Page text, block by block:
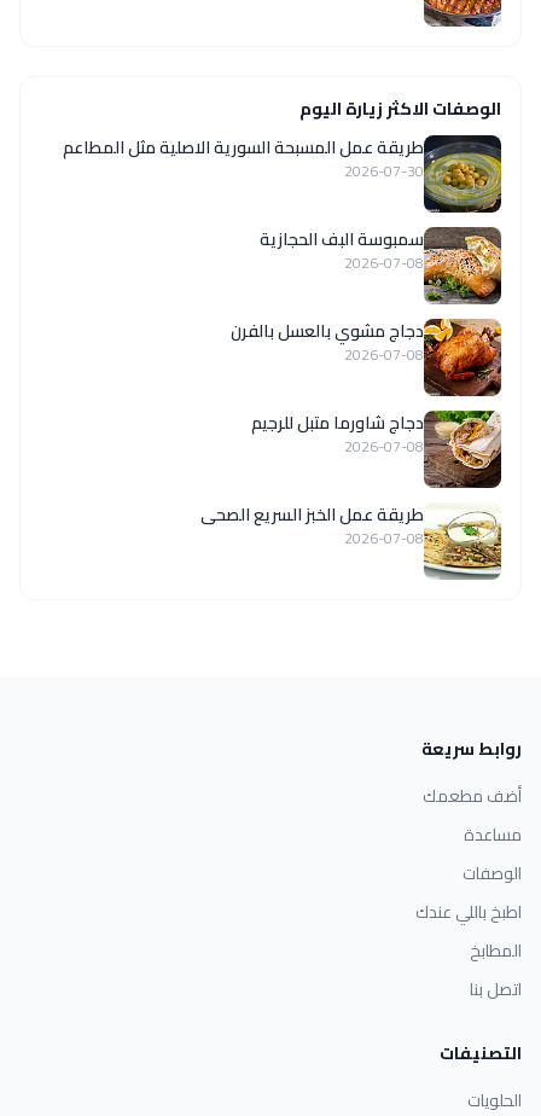
الوصفات الاكثر زيارة اليوم
‏طريقة عمل المسبحة السورية الاصلية مثل المطاعم
2026-07-30
سمبوسة البف الحجازية
2026-07-08
دجاج مشوي بالعسل بالفرن
2026-07-08
دجاج شاورما متبل للرجيم
2026-07-08
طريقة عمل الخبز السريع الصحى
2026-07-08
روابط سريعة
أضف مطعمك
مساعدة
الوصفات
اطبخ باللي عندك
المطابخ
اتصل بنا
التصنيفات
الحلويات